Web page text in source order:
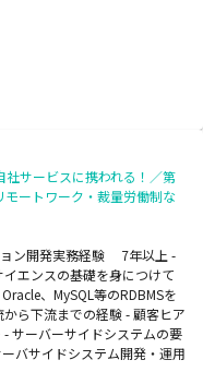
社サービスに携われる！／第
ートワーク・裁量労働制な
ン開発実務経験 7年以上 -
エンスの基礎を身につけて
、MySQL等のRDBMSを
ら下流までの経験 - 顧客ヒア
サーバーサイドシステムの要
バサイドシステム開発・運用